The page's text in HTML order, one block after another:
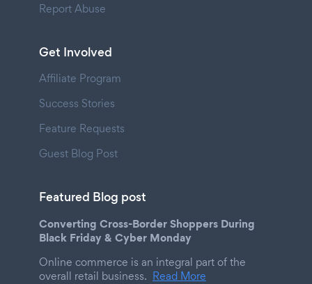
Report Abuse
Get Involved
Affiliate Program
Success Stories
Feature Requests
Guest Blog Post
Featured Blog post
Converting Cross-Border Shoppers During
Black Friday & Cyber Monday
Online commerce is an integral part of the
overall retail business. Read More